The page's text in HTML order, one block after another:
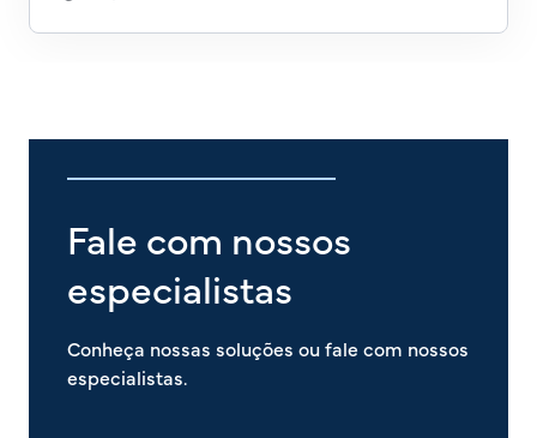
Fale com nossos
especialistas
Conheça nossas soluções ou fale com nossos
especialistas.